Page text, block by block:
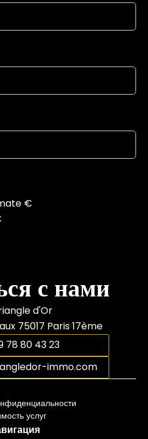
€
с нами
d'Or
75017 Paris 17ème
78 80 43 23
immo.com
услуг